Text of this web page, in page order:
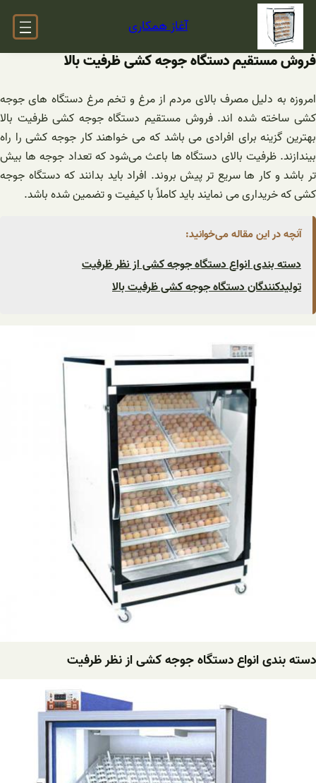
رفتن
محتوا
آغاز همکاری
فروش مستقیم دستگاه جوجه کشی ظرفیت بالا
امروزه به دلیل مصرف بالای مردم از مرغ و تخم مرغ دستگاه های جوجه
کشی ساخته شده اند. فروش مستقیم دستگاه جوجه کشی ظرفیت بالا
بهترین گزینه برای افرادی می باشد که می خواهند کار جوجه ‌کشی را راه
بیندازند. ظرفیت بالای دستگاه ها باعث می‌شود که تعداد جوجه ها بیش
تر باشد و کار ها سریع تر پیش بروند. افراد باید بدانند که دستگاه جوجه
کشی که خریداری می نمایند باید کاملاً با کیفیت و تضمین شده باشد.
آنچه در این مقاله می‌خوانید:
دسته بندی انواع دستگاه جوجه کشی از نظر ظرفیت
تولیدکنندگان دستگاه جوجه کشی ظرفیت بالا
دسته بندی انواع دستگاه جوجه کشی از نظر ظرفیت